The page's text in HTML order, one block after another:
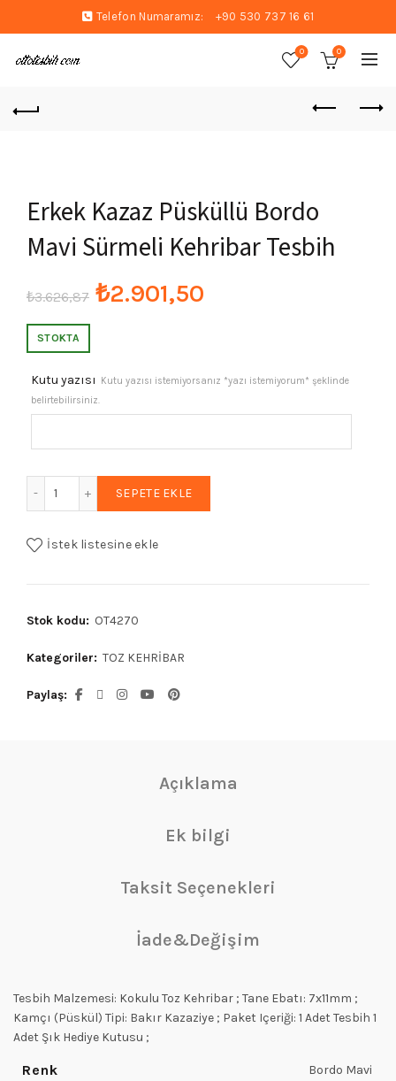
Telefon Numaramız: +90 530 737 16 61
0 0
Erkek Kazaz Püsküllü Bordo
Mavi Sürmeli Kehribar Tesbih
₺3.626,87 Orijinal
₺3.626,87.
₺2.901,50
fiyat:
₺2.901,50.
STOKTA
Kutu yazısı
Kutu yazısı istemiyorsanız *yazı istemiyorum* şeklinde
belirtebilirsiniz.
SEPETE EKLE
İstek listesine ekle
Stok kodu: OT4270
Kategoriler: TOZ KEHRİBAR
Paylaş
Açıklama
Ek bilgi
Taksit Seçenekleri
İade&Değişim
Tesbih Malzemesi: Kokulu Toz Kehribar ; Tane Ebatı: 7x11mm ;
Kamçı (Püskül) Tipi: Bakır Kazaziye ; Paket Içeriği: 1 Adet Tesbih 1
Adet Şık Hediye Kutusu ;
Renk Bordo Mavi